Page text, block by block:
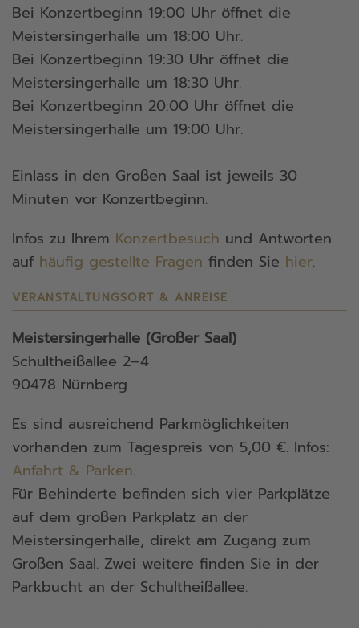
Bei Konzertbeginn 19:00 Uhr öffnet die
Meistersingerhalle um 18:00 Uhr.
Bei Konzertbeginn 19:30 Uhr öffnet die
Meistersingerhalle um 18:30 Uhr.
Bei Konzertbeginn 20:00 Uhr öffnet die
Meistersingerhalle um 19:00 Uhr.
Einlass in den Großen Saal ist jeweils 30
Minuten vor Konzertbeginn.
Infos zu Ihrem Konzertbesuch und Antworten
auf häufig gestellte Fragen finden Sie hier.
VERANSTALTUNGSORT & ANREISE
Meistersingerhalle (Großer Saal)
Schultheißallee 2–4
90478 Nürnberg
Es sind ausreichend Parkmöglichkeiten
vorhanden zum Tagespreis von 5,00 €. Infos:
Anfahrt & Parken.
Für Behinderte befinden sich vier Parkplätze
auf dem großen Parkplatz an der
Meistersingerhalle, direkt am Zugang zum
Großen Saal. Zwei weitere finden Sie in der
Parkbucht an der Schultheißallee.